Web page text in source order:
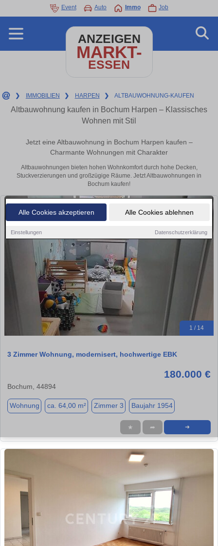
Alle Cookies akzeptieren Alle Cookies ablehnen
Einstellungen Datenschutzerklärung
Event Auto Immo Job
ANZEIGEN
MARKT-
ESSEN
❯ IMMOBILIEN ❯ HARPEN ❯ ALTBAUWOHNUNG-KAUFEN
Altbauwohnung kaufen in Bochum Harpen – Klassisches
Wohnen mit Stil
Jetzt eine Altbauwohnung in Bochum Harpen kaufen –
Charmante Wohnungen mit Charakter
Altbauwohnungen bieten hohen Wohnkomfort durch hohe Decken,
Stuckverzierungen und großzügige Räume. Jetzt Altbauwohnungen in
Bochum kaufen!
1 / 14
3 Zimmer Wohnung, modernisert, hochwertige EBK
180.000 €
Bochum, 44894
Wohnung ca. 64,00 m² Zimmer 3 Baujahr 1954
★ ➦ ➜